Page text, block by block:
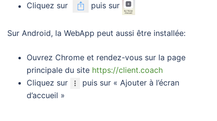
Cliquez sur
puis sur
Sur Android, la WebApp peut aussi être installée:
Ouvrez Chrome et rendez-vous sur la page
principale du site https://client.coach
Cliquez sur
puis sur « Ajouter à l’écran
d’accueil »